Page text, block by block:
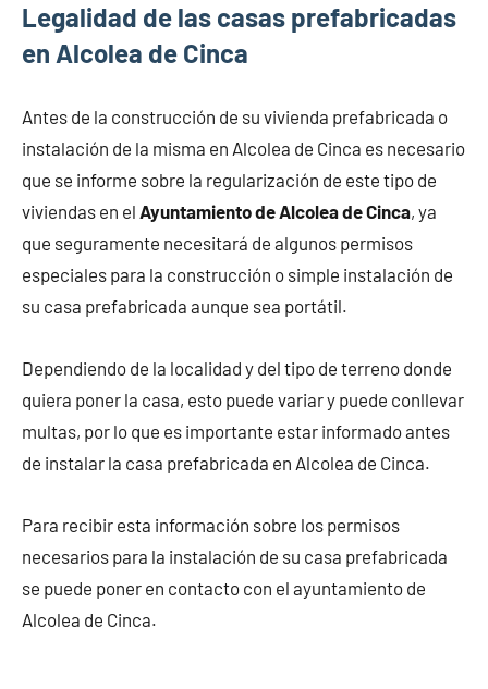
Legalidad de las casas prefabricadas
en Alcolea de Cinca
Antes de la construcción de su vivienda prefabricada o
instalación de la misma en Alcolea de Cinca es necesario
que se informe sobre la regularización de este tipo de
viviendas en el Ayuntamiento de Alcolea de Cinca, ya
que seguramente necesitará de algunos permisos
especiales para la construcción o simple instalación de
su casa prefabricada aunque sea portátil.
Dependiendo de la localidad y del tipo de terreno donde
quiera poner la casa, esto puede variar y puede conllevar
multas, por lo que es importante estar informado antes
de instalar la casa prefabricada en Alcolea de Cinca.
Para recibir esta información sobre los permisos
necesarios para la instalación de su casa prefabricada
se puede poner en contacto con el ayuntamiento de
Alcolea de Cinca.